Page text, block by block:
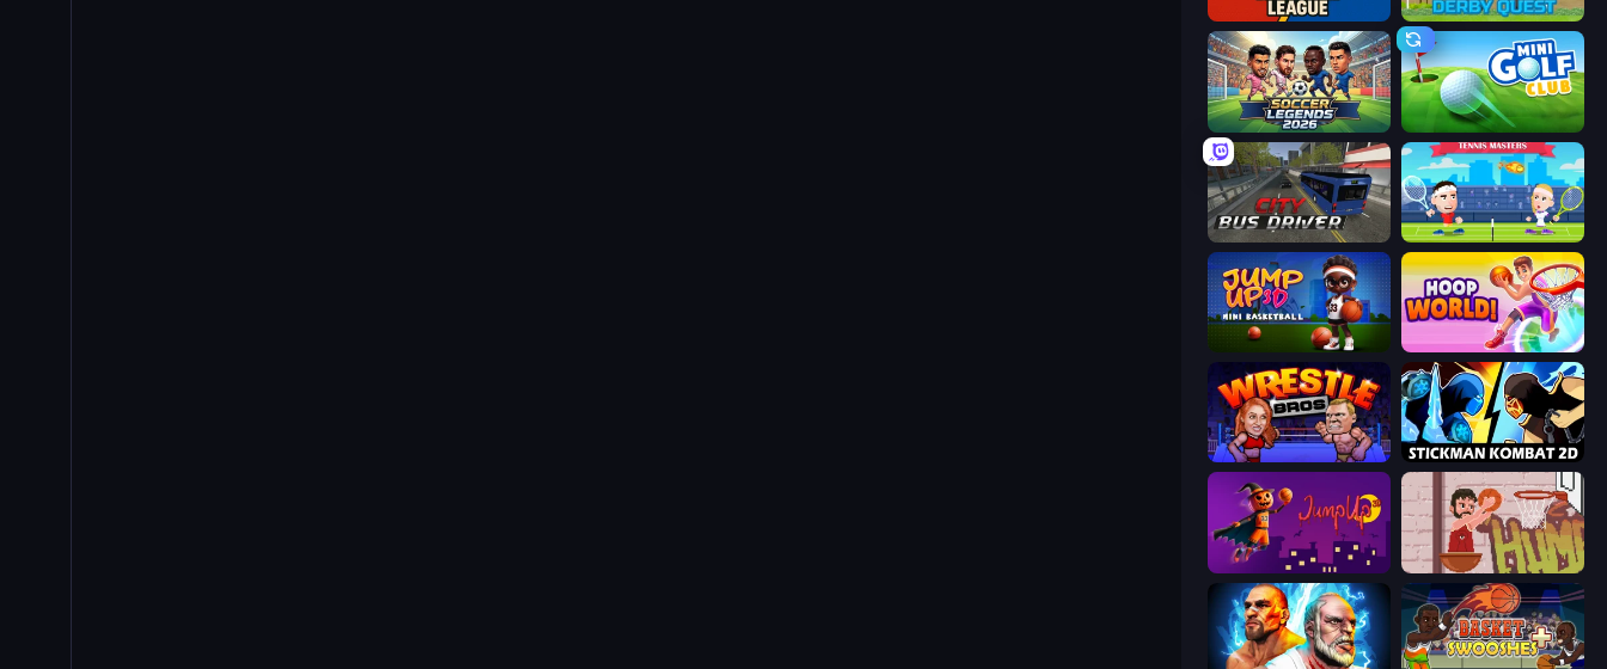
Basketball League Horse Racing Derby Quest
Soccer Legends 2026 Mini Golf Club
City Bus Driver Tennis Masters
Jump Up 3D: Mini Basketball Hoop World 3D
Wrestle Bros Stickman Kombat 2D
Jump Up 3D Basket Slam Dunk 2